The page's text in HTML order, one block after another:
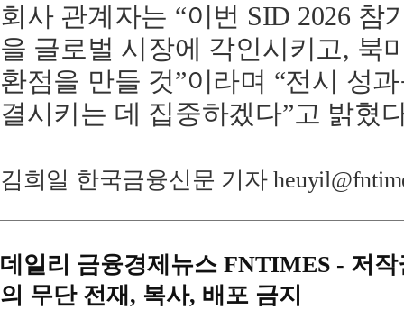
회사 관계자는 “이번 SID 2026 참
을 글로벌 시장에 각인시키고, 북
환점을 만들 것”이라며 “전시 성
결시키는 데 집중하겠다”고 밝혔
김희일 한국금융신문 기자
데일리 금융경제뉴스 FNTIMES - 저
의 무단 전재, 복사, 배포 금지